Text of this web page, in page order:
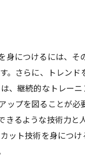
身につけるには、そ
。さらに、トレンド
、継続的なトレー
プを図ることが必
るような技術力と
ット技術を身につ